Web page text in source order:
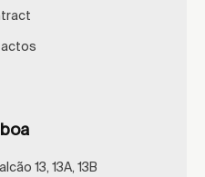
13, 13A, 13B